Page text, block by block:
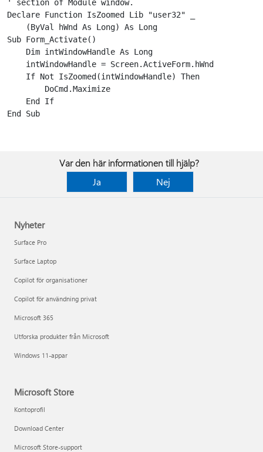
' section of Module window.
Declare Function IsZoomed Lib "user32" _
    (ByVal hWnd As Long) As Long
Sub Form_Activate()
    Dim intWindowHandle As Long
    intWindowHandle = Screen.ActiveForm.hWnd
    If Not IsZoomed(intWindowHandle) Then
        DoCmd.Maximize
    End If
End Sub
Var den här informationen till hjälp?
Ja
Nej
Nyheter
Surface Pro
Surface Laptop
Copilot för organisationer
Copilot för användning privat
Microsoft 365
Utforska produkter från Microsoft
Windows 11-appar
Microsoft Store
Kontoprofil
Download Center
Microsoft Store-support